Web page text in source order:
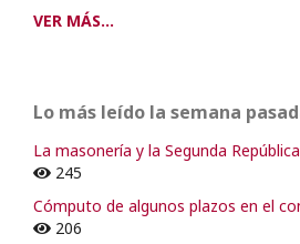
VER MÁS...
Lo más leído la semana
La masonería y la Segunda
245
Cómputo de algunos plazos en el
206